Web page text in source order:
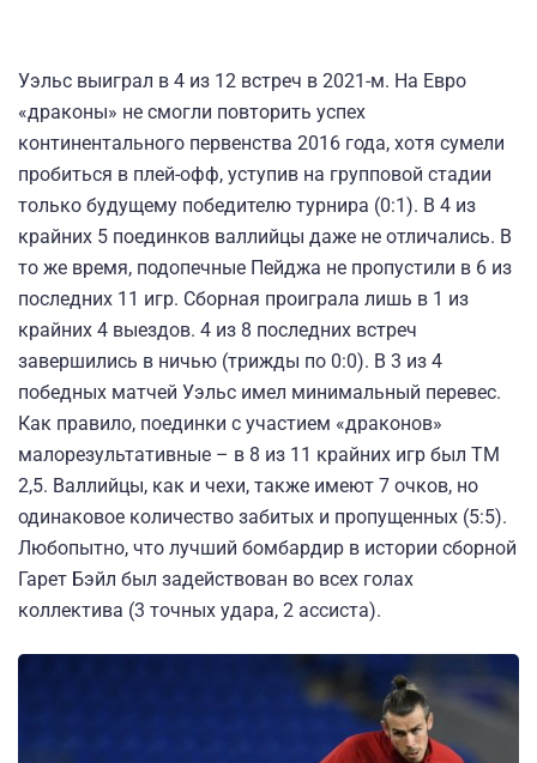
Уэльс выиграл в 4 из 12 встреч в 2021-м. На Евро
«драконы» не смогли повторить успех
континентального первенства 2016 года, хотя сумели
пробиться в плей-офф, уступив на групповой стадии
только будущему победителю турнира (0:1). В 4 из
крайних 5 поединков валлийцы даже не отличались. В
то же время, подопечные Пейджа не пропустили в 6 из
последних 11 игр. Сборная проиграла лишь в 1 из
крайних 4 выездов. 4 из 8 последних встреч
завершились в ничью (трижды по 0:0). В 3 из 4
победных матчей Уэльс имел минимальный перевес.
Как правило, поединки с участием «драконов»
малорезультативные – в 8 из 11 крайних игр был ТМ
2,5. Валлийцы, как и чехи, также имеют 7 очков, но
одинаковое количество забитых и пропущенных (5:5).
Любопытно, что лучший бомбардир в истории сборной
Гарет Бэйл был задействован во всех голах
коллектива (3 точных удара, 2 ассиста).